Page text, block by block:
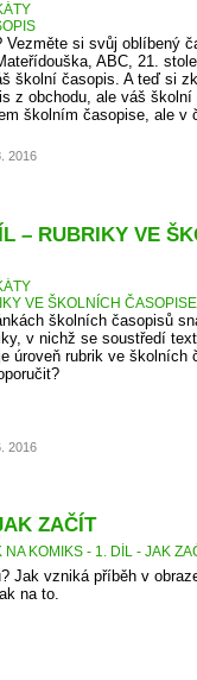
si svůj oblíbený
ABC, 21.
školní časopis. A teď si
z obchodu, ale váš školní
školním časopise, ale v
2016
– RUBRIKY VE
VE ŠKOLNÍCH
školních časopisů
v nichž se soustředí
úroveň rubrik ve školních
2016
ZAČÍT
NA KOMIKS - 1. DÍL - JAK
Jak vzniká příběh v
na to.